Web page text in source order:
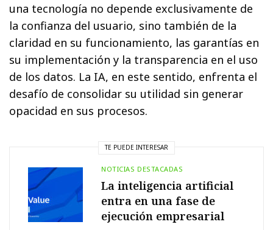
una tecnología no depende exclusivamente de
la confianza del usuario, sino también de la
claridad en su funcionamiento, las garantías en
su implementación y la transparencia en el uso
de los datos. La IA, en este sentido, enfrenta el
desafío de consolidar su utilidad sin generar
opacidad en sus procesos.
TE PUEDE INTERESAR
NOTICIAS DESTACADAS
La inteligencia artificial
entra en una fase de
ejecución empresarial